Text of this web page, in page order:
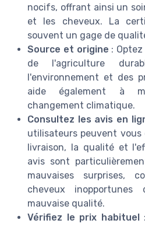
nocifs, offrant ainsi un
et les cheveux. La
souvent un gage de
Source et origine :
de l'agriculture
l'environnement et des
aide également à
changement climatique.
Consultez les avis en
utilisateurs peuvent
livraison, la qualité et
avis sont
mauvaises surprises,
cheveux
mauvaise qualité.
Vérifiez le prix habituel: